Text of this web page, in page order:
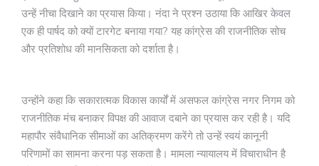
उन्हें नीचा दिखाने का प्रयास किया। नंदा ने प्रश्न उठाया कि आखिर केवल
एक ही पार्षद को क्यों टारगेट बनाया गया? यह कांग्रेस की राजनीतिक सोच
और प्रतिशोध की मानसिकता को दर्शाता है।
उन्होंने कहा कि सकारात्मक विकास कार्यों में असफल कांग्रेस नगर निगम को
राजनीतिक मंच बनाकर विपक्ष की आवाज दबाने का प्रयास कर रही है। यदि
महापौर संवैधानिक सीमाओं का अतिक्रमण करेंगे तो उन्हें स्वयं कानूनी
परिणामों का सामना करना पड़ सकता है। मामला न्यायालय में विचाराधीन है